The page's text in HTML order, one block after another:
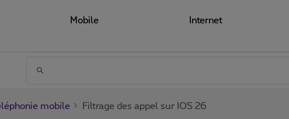
Mobile Internet
mobile Filtrage des appel sur IOS 26